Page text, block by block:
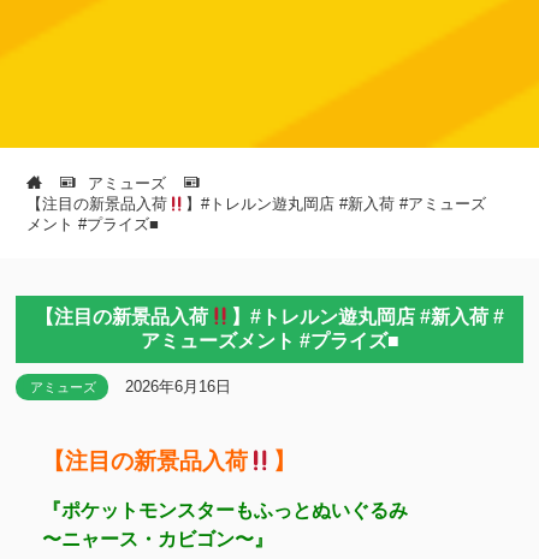
アミューズ
【注目の新景品入荷
】#トレルン遊丸岡店 #新入荷 #アミューズ
メント #プライズ■
【注目の新景品入荷
】#トレルン遊丸岡店 #新入荷 #
アミューズメント #プライズ■
アミューズ 2026年6月16日
【注目の新景品入荷 】
『ポケットモンスターもふっとぬいぐるみ
〜ニャース・カビゴン〜』